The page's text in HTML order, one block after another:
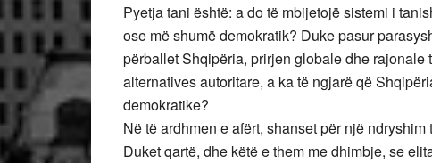
Pyetja tani është: a do të mbijetojë sistemi i
ose më shumë demokratik? Duke pasur
përballet Shqipëria, prirjen globale dhe
alternatives autoritare, a ka të ngjarë që
demokratike?
Në të ardhmen e afërt, shanset për një
Duket qartë, dhe këtë e them me dhimbje, se